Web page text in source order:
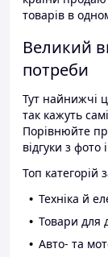
товарів в
Великий
потреби
Тут найнижчі
так кажуть
Порівнюйте
відгуки з
Топ категорій
Техніка й
Товари для
Авто- та